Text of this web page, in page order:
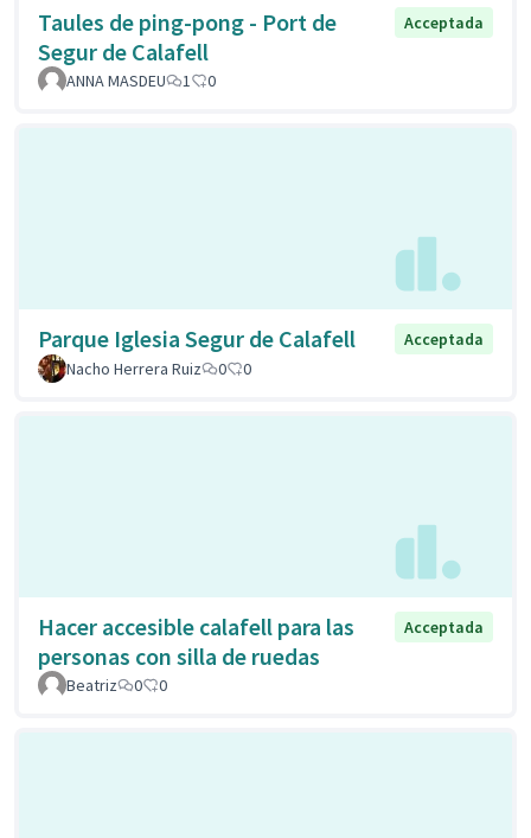
Taules de ping-pong - Port de
Segur de Calafell
Acceptada
ANNA MASDEU 1 0
Parque Iglesia Segur de Calafell
Acceptada
Nacho Herrera Ruiz
0 0
Hacer accesible calafell para las
personas con silla de ruedas
Acceptada
Beatriz 0 0